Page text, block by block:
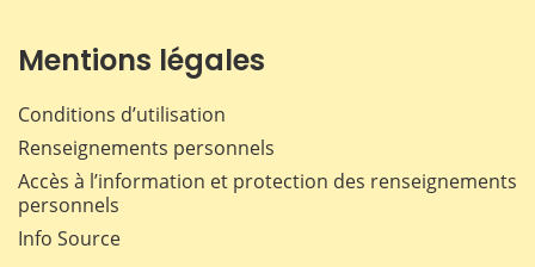
Mentions légales
Conditions d’utilisation
Renseignements personnels
Accès à l’information et protection des renseignements
personnels
Info Source